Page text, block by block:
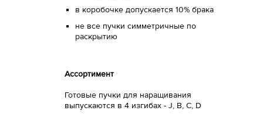
в коробочке допускается 10% брака
не все пучки симметричные по
раскрытию
Ассортимент
Готовые пучки для наращивания
выпускаются в 4 изгибах - J, B, C, D